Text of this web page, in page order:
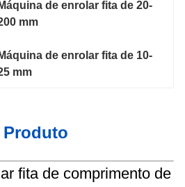
Máquina de enrolar fita de 20-
mm
Máquina de enrolar fita de 10-
mm
Produto
fita de comprimento de